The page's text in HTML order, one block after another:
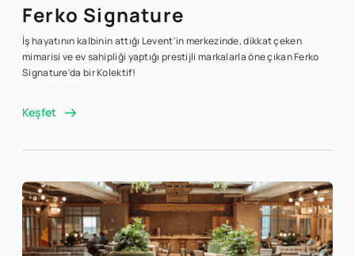
Ferko Signature
İş hayatının kalbinin attığı Levent'in merkezinde, dikkat çeken
mimarisi ve ev sahipliği yaptığı prestijli markalarla öne çıkan Ferko
Signature'da bir Kolektif!
Keşfet